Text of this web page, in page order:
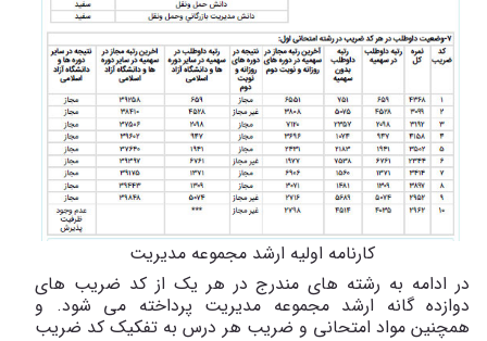
کارنامه اولیه ارشد مجموعه مدیریت
در ادامه به رشته های مندرج در هر یک از کد ضریب های
دوازده گانه ارشد مجموعه مدیریت پرداخته می شود. و
همچنین مواد امتحانی و ضریب هر درس به تفکیک کد ضریب